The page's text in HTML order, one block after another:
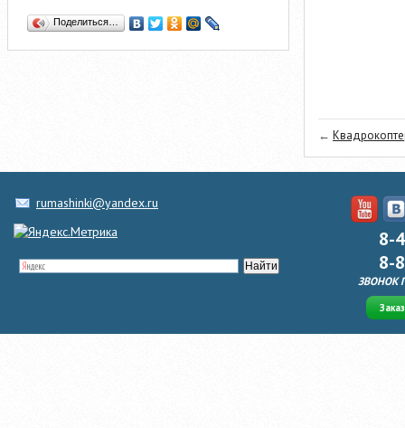
Поделиться…
←
rumashinki@yandex.ru
8-
8-
ЗВОНОК